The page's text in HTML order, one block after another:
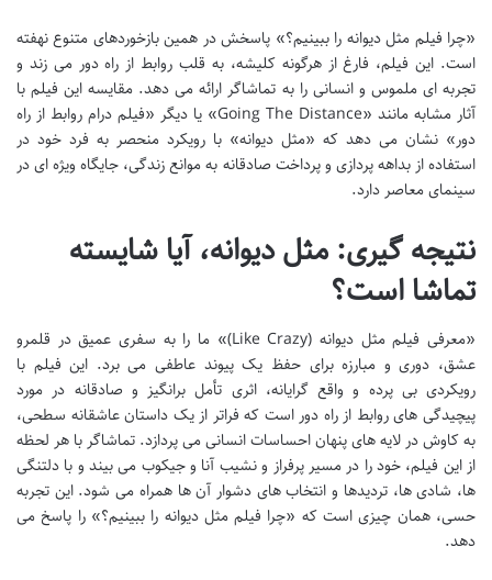
«چرا فیلم مثل دیوانه را ببینیم؟» پاسخش در همین بازخوردهای متنوع نهفته
است. این فیلم، فارغ از هرگونه کلیشه، به قلب روابط از راه دور می زند و
تجربه ای ملموس و انسانی را به تماشاگر ارائه می دهد. مقایسه این فیلم با
آثار مشابه مانند «Going The Distance» یا دیگر «فیلم درام روابط از راه
دور» نشان می دهد که «مثل دیوانه» با رویکرد منحصر به فرد خود در
استفاده از بداهه پردازی و پرداخت صادقانه به موانع زندگی، جایگاه ویژه ای در
سینمای معاصر دارد.
نتیجه گیری: مثل دیوانه، آیا شایسته
تماشا است؟
«معرفی فیلم مثل دیوانه (Like Crazy)» ما را به سفری عمیق در قلمرو
عشق، دوری و مبارزه برای حفظ یک پیوند عاطفی می برد. این فیلم با
رویکردی بی پرده و واقع گرایانه، اثری تأمل برانگیز و صادقانه در مورد
پیچیدگی های روابط از راه دور است که فراتر از یک داستان عاشقانه سطحی،
به کاوش در لایه های پنهان احساسات انسانی می پردازد. تماشاگر با هر لحظه
از این فیلم، خود را در مسیر پرفراز و نشیب آنا و جیکوب می بیند و با دلتنگی
ها، شادی ها، تردیدها و انتخاب های دشوار آن ها همراه می شود. این تجربه
حسی، همان چیزی است که «چرا فیلم مثل دیوانه را ببینیم؟» را پاسخ می
دهد.